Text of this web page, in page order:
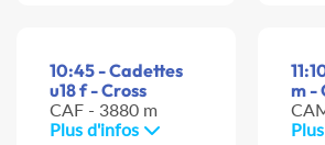
10:45 - Cadettes
u18 f - Cross
CAF - 3880 m
Plus d'infos
m -